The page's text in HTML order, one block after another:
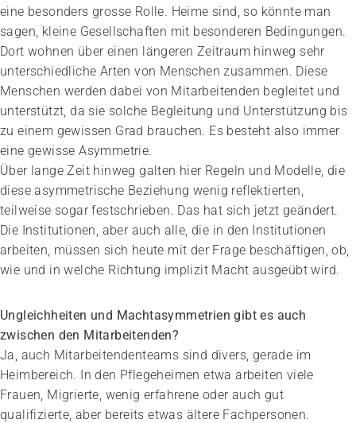
eine besonders grosse Rolle. Heime sind, so könnte man
sagen, kleine Gesellschaften mit besonderen Bedingungen.
Dort wohnen über einen längeren Zeitraum hinweg sehr
unterschiedliche Arten von Menschen zusammen. Diese
Menschen werden dabei von Mitarbeitenden begleitet und
unterstützt, da sie solche Begleitung und Unterstützung bis
zu einem gewissen Grad brauchen. Es besteht also immer
eine gewisse Asymmetrie.
Über lange Zeit hinweg galten hier Regeln und Modelle, die
diese asymmetrische Beziehung wenig reflektierten,
teilweise sogar festschrieben. Das hat sich jetzt geändert.
Die Institutionen, aber auch alle, die in den Institutionen
arbeiten, müssen sich heute mit der Frage beschäftigen, ob,
wie und in welche Richtung implizit Macht ausgeübt wird.
Ungleichheiten und Machtasymmetrien gibt es auch
zwischen den Mitarbeitenden?
Ja, auch Mitarbeitendenteams sind divers, gerade im
Heimbereich. In den Pflegeheimen etwa arbeiten viele
Frauen, Migrierte, wenig erfahrene oder auch gut
qualifizierte, aber bereits etwas ältere Fachpersonen.